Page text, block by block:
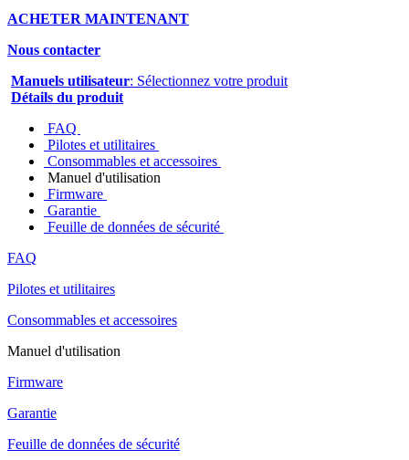
ACHETER MAINTENANT
Nous contacter
Manuels utilisateur: Sélectionnez votre produit
Détails du produit
FAQ
Pilotes et utilitaires
Consommables et accessoires
Manuel d'utilisation
Firmware
Garantie
Feuille de données de sécurité
FAQ
Pilotes et utilitaires
Consommables et accessoires
Manuel d'utilisation
Firmware
Garantie
Feuille de données de sécurité